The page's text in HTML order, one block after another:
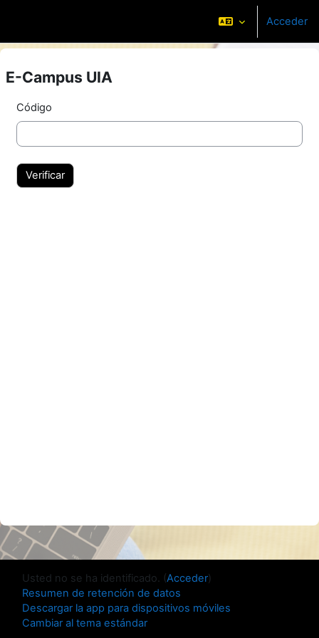
Acceder
E-Campus UIA
Código
Usted no se ha identificado. (Acceder)
Resumen de retención de datos
Descargar la app para dispositivos móviles
Cambiar al tema estándar